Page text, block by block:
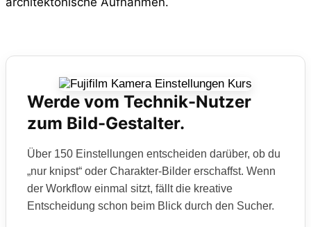
Werde vom Technik-Nutzer
zum Bild-Gestalter.
Über 150 Einstellungen entscheiden darüber, ob du
„nur knipst“ oder Charakter-Bilder erschaffst. Wenn
der Workflow einmal sitzt, fällt die kreative
Entscheidung schon beim Blick durch den Sucher.